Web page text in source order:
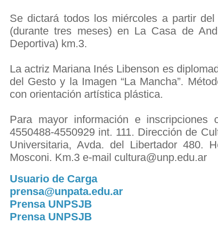
Se dictará todos los miércoles a partir
(durante tres meses) en La Casa de
Deportiva) km.3.
La actriz Mariana Inés Libenson es
del Gesto y la Imagen “La Mancha”.
con orientación artística plástica.
Para mayor información e inscripciones
4550488-4550929 int. 111. Dirección de
Universitaria, Avda. del Libertador 480.
Mosconi. Km.3 e-mail cultura@unp.edu.ar
Usuario de Carga
prensa@unpata.edu.ar
Prensa UNPSJB
Prensa UNPSJB